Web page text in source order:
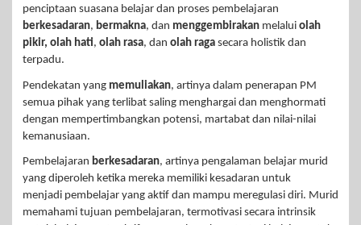
penciptaan suasana belajar dan proses pembelajaran
berkesadaran, bermakna, dan menggembirakan melalui olah
pikir, olah hati, olah rasa, dan olah raga secara holistik dan
terpadu.
Pendekatan yang memuliakan, artinya dalam penerapan PM
semua pihak yang terlibat saling menghargai dan menghormati
dengan mempertimbangkan potensi, martabat dan nilai-nilai
kemanusiaan.
Pembelajaran berkesadaran, artinya pengalaman belajar murid
yang diperoleh ketika mereka memiliki kesadaran untuk
menjadi pembelajar yang aktif dan mampu meregulasi diri. Murid
memahami tujuan pembelajaran, termotivasi secara intrinsik